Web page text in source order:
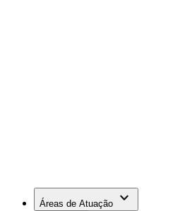
Áreas de Atuação keyboard_arrow_down